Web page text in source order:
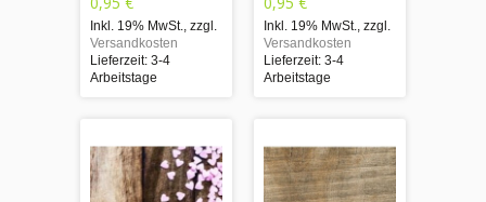
Inkl. 19% MwSt. zzgl.
Versandkosten
Lieferzeit: 3-4
Arbeitstage
Inkl. 19% MwSt. zzgl.
Versandkosten
Lieferzeit: 3-4
Arbeitstage